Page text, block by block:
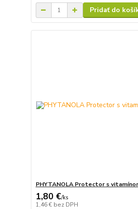
Pridať do
PHYTANOLA Protector s
1,80 €/ks
1,46 € bez DPH